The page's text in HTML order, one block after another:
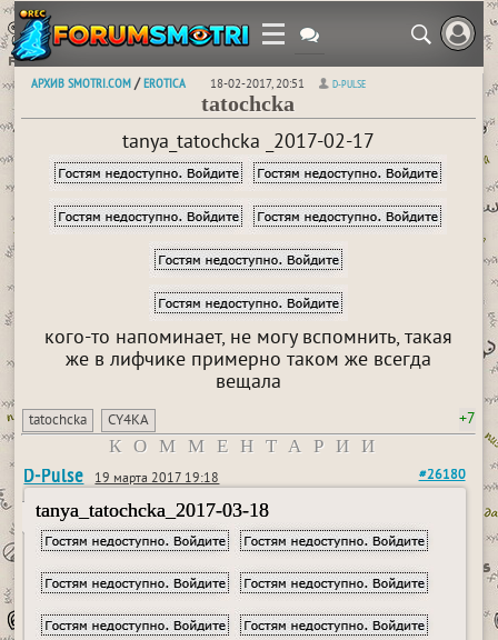
АРХИВ SMOTRI.COM /EROTICA 18-02-2017, 20:51 D-PULSE
tatochcka
tanya_tatochcka _2017-02-17
кого-то напоминает, не могу вспомнить, такая
же в лифчике примерно таком же всегда
вещала
tatochcka CY4KA +7
КОММЕНТАРИИ
D-Pulse 19 марта 2017 19:18 #26180
tanya_tatochcka_2017-03-18